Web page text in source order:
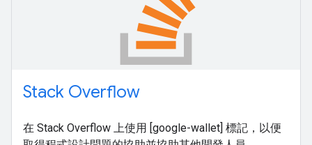
Stack Overflow
在 Stack Overflow 上使用 [google-wallet] 標記，以便